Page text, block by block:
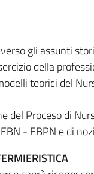
gli assunti
della
teorici del
del Proceso di
- EBPN e di